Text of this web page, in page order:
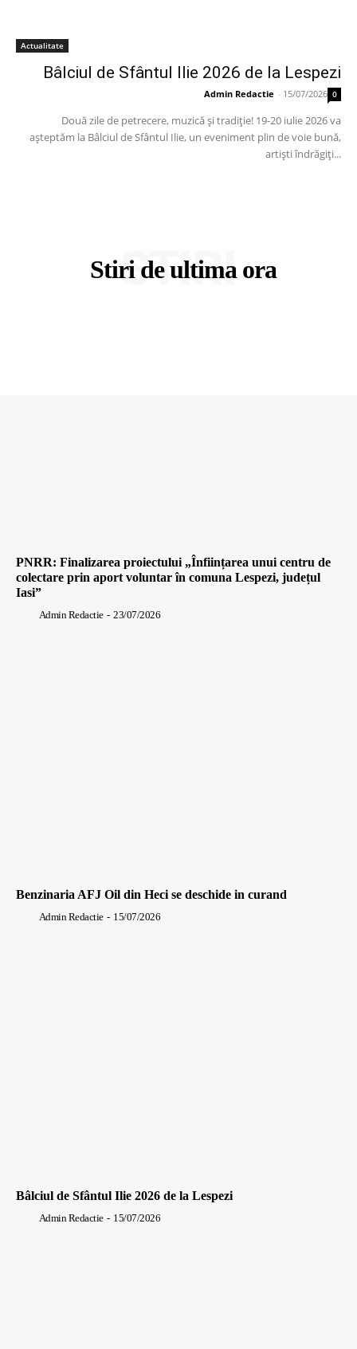
Actualitate
Bâlciul de Sfântul Ilie 2026 de la Lespezi
Admin Redactie - 15/07/2026 0
Două zile de petrecere, muzică și tradiție! 19-20 iulie 2026 va
așteptăm la Bâlciul de Sfântul Ilie, un eveniment plin de voie bună,
artiști îndrăgiți...
Stiri de ultima ora
STIRI
PNRR: Finalizarea proiectului „Înființarea unui centru de
colectare prin aport voluntar în comuna Lespezi, județul
Iasi”
Admin Redactie - 23/07/2026
Benzinaria AFJ Oil din Heci se deschide in curand
Admin Redactie - 15/07/2026
Bâlciul de Sfântul Ilie 2026 de la Lespezi
Admin Redactie - 15/07/2026